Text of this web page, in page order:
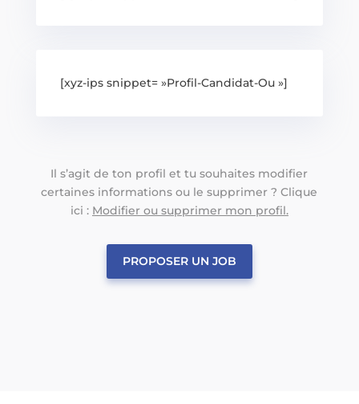
[xyz-ips snippet= »Profil-Candidat-Ou »]
Il s’agit de ton profil et tu souhaites modifier
certaines informations ou le supprimer ? Clique
ici : Modifier ou supprimer mon profil.
PROPOSER UN JOB